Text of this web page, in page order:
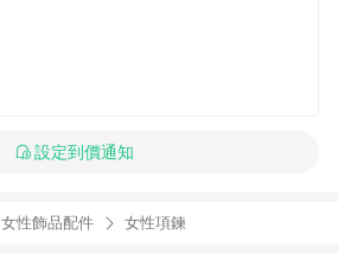
設定到價通知
女性飾品配件 女性項鍊